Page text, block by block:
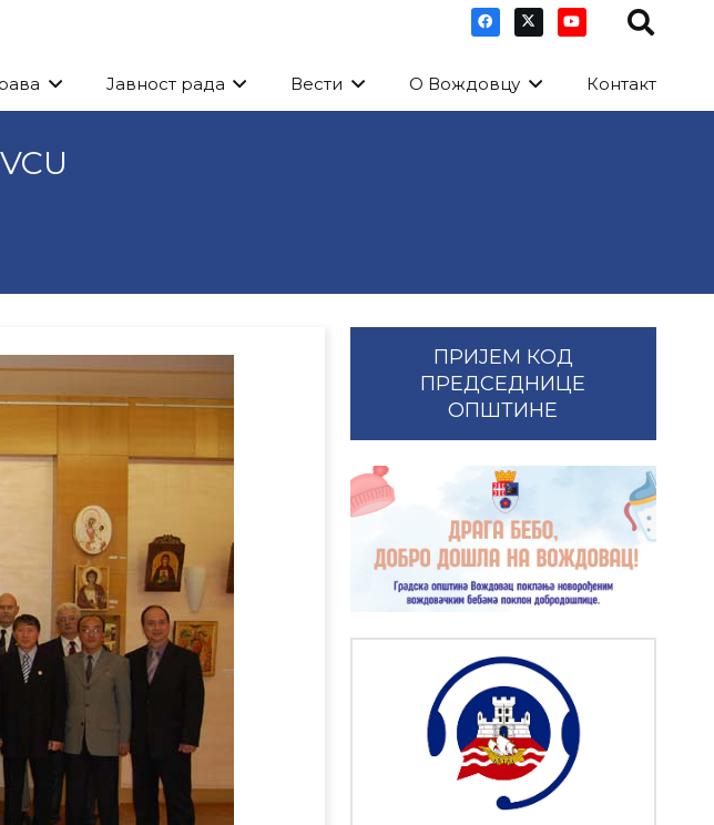
Јавност рада Вести О Вождовцу Контакт
ПРИЈЕМ КОД
ПРЕДСЕДНИЦЕ
ОПШТИНЕ